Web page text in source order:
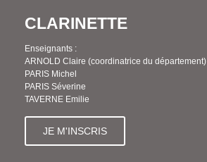
CLARINETTE
Enseignants :
ARNOLD Claire (coordinatrice du département)
PARIS Michel
PARIS Séverine
TAVERNE Emilie
JE M'INSCRIS